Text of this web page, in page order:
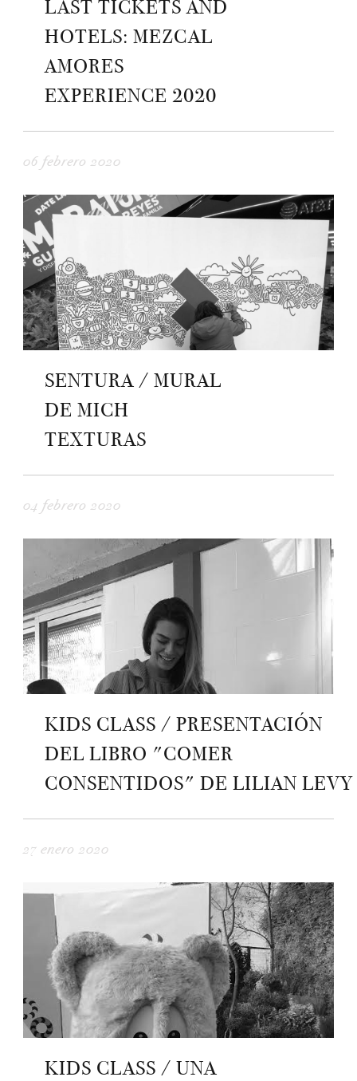
LAST TICKETS AND
HOTELS: MEZCAL
AMORES
EXPERIENCE 2020
06 febrero 2020
SENTURA / MURAL
DE MICH
TEXTURAS
04 febrero 2020
KIDS CLASS / PRESENTACIÓN
DEL LIBRO "COMER
CONSENTIDOS" DE LILIAN LEVY
27 enero 2020
KIDS CLASS / UNA